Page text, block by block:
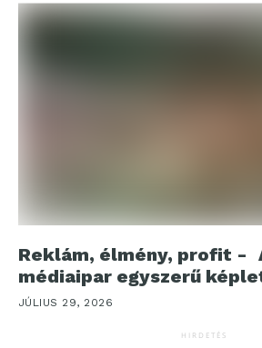
Reklám, élmény, profit -
médiaipar egyszerű
JÚLIUS 29, 2026
HIRDETÉS